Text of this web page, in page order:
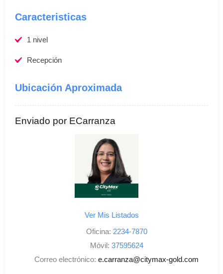
Caracteristicas
1 nivel
Recepción
Ubicación Aproximada
Enviado por ECarranza
Ver Mis Listados
Oficina: 2234-7870
Móvil: 37595624
Correo electrónico: e.carranza@citymax-gold.com